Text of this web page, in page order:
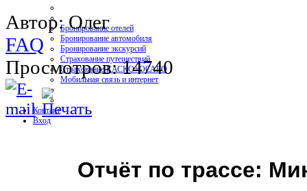
Бронирование отелей
Бронирование автомобиля
Бронирование экскурсий
Страхование путешествий
Страхование КАСКО+ОСАГО
Мобильная связь и интернет
Контакт
Вход
Автор: Олег
FAQ
Просмотров: 14740
Отчёт по трассе: